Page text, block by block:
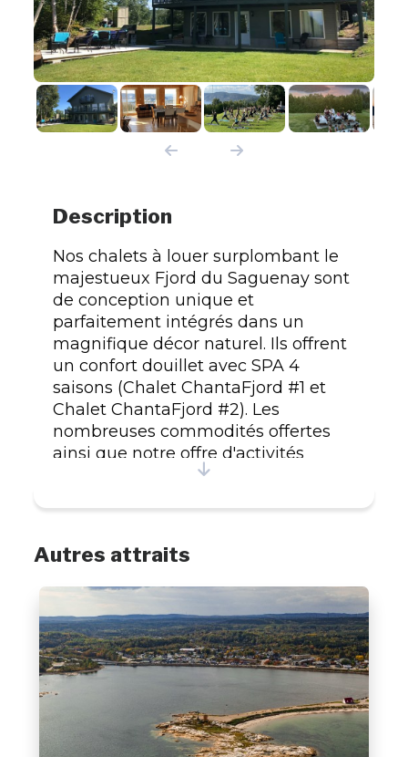
Description
Nos chalets à louer surplombant le
majestueux Fjord du Saguenay sont
de conception unique et
parfaitement intégrés dans un
magnifique décor naturel. Ils offrent
un confort douillet avec SPA 4
saisons (Chalet ChantaFjord #1 et
Chalet ChantaFjord #2). Les
nombreuses commodités offertes
ainsi que notre offre d'activités
personnalisées, constituent une
Tadoussac, croisière en famille ou en
amoureux sur le Fjord du Saguenay
ou randonnée en plein nature, à
vous de découvrir un
environnement exceptionnel et
encore méconnu. ChantaFjord #1Sur
3 étages, magnifique propriété
nouvellement sur le marché et
réaménagée au goût du jour
Autres attraits